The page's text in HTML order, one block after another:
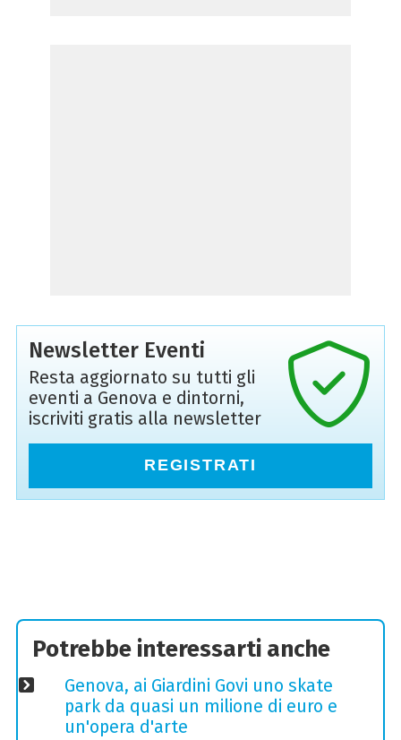
Newsletter Eventi
Resta aggiornato su tutti gli
eventi a Genova e dintorni,
iscriviti gratis alla newsletter
REGISTRATI
Potrebbe interessarti anche
Genova, ai Giardini Govi uno skate
park da quasi un milione di euro e
un'opera d'arte